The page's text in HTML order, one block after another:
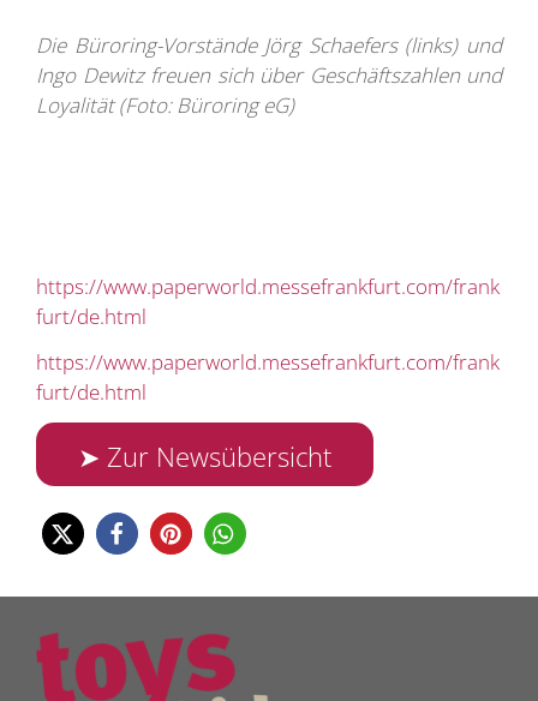
Die Büroring-Vorstände Jörg Schaefers (links) und
Ingo Dewitz freuen sich über Geschäftszahlen und
Loyalität (Foto: Büroring eG)
https://www.paperworld.messefrankfurt.com/frank
furt/de.html
https://www.paperworld.messefrankfurt.com/frank
furt/de.html
➤ Zur Newsübersicht